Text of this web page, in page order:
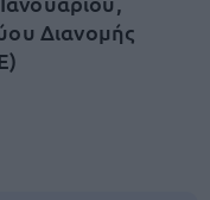
Διανομής